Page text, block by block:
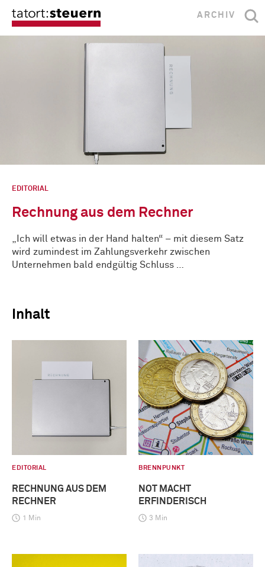
ARCHIV
EDITORIAL
Rechnung aus dem Rechner
„Ich will etwas in der Hand halten“ – mit diesem Satz
wird zumindest im Zahlungsverkehr zwischen
Unternehmen bald endgültig Schluss …
Inhalt
EDITORIAL
RECHNUNG AUS DEM
RECHNER
1 Min
BRENNPUNKT
NOT MACHT
ERFINDERISCH
3 Min